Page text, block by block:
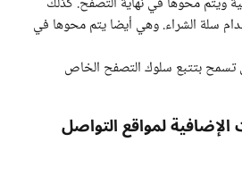
سلة الشراء. وهي أيضا يتم محوها في
تسمح بتتبع سلوك التصفح الخاص
الإضافية لمواقع التواصل